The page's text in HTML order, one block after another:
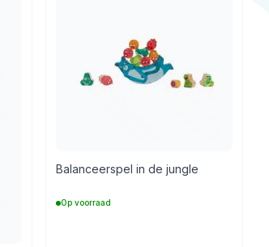
Balanceerspel in de jungle
Op voorraad